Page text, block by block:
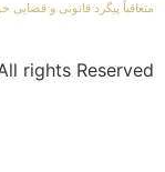
متعاقباً پیگرد قانونی و
rights Reserved